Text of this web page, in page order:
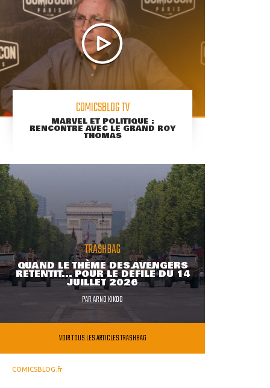
COMICSBLOG TV
MARVEL ET POLITIQUE :
RENCONTRE AVEC LE GRAND ROY
THOMAS
TRASHBAG
QUAND LE THÈME DES AVENGERS
RETENTIT... POUR LE DÉFILÉ DU 14
JUILLET 2026
PARARNO KIKOO
VOIR TOUS LES ARTICLES TRASHBAG
COMICSBLOG.fr